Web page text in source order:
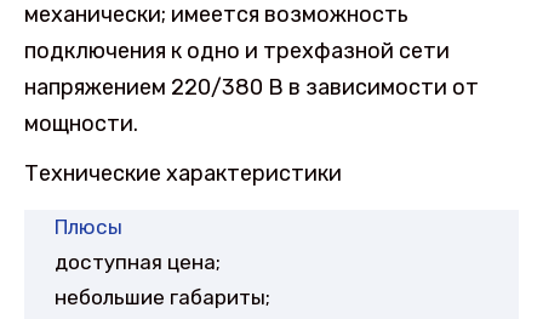
механически; имеется возможность
подключения к одно и трехфазной сети
напряжением 220/380 В в зависимости от
мощности.
Технические характеристики
Плюсы
доступная цена;
небольшие габариты;